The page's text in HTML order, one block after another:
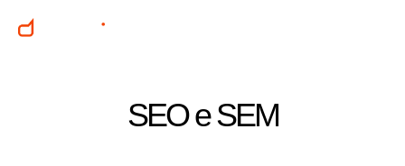
SEO e SEM